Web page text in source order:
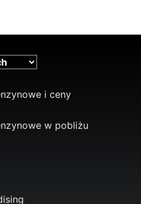
i ceny
w pobliżu